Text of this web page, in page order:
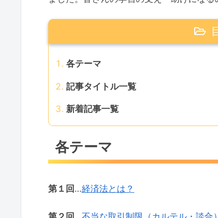
各テーマ
記事タイトル一覧
新着記事一覧
各テーマ
第１回…経済法とは？